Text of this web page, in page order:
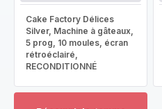
Cake Factory Délices
Silver, Machine à gâteaux,
5 prog, 10 moules, écran
rétroéclairé,
RECONDITIONNÉ